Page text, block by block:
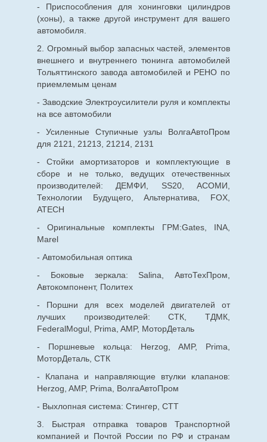
- Приспособления для хонинговки цилиндров
(хоны), а также другой инструмент для вашего
автомобиля.
2. Огромный выбор запасных частей, элементов
внешнего и внутреннего тюнинга автомобилей
Тольяттинского завода автомобилей и РЕНО по
приемлемым ценам
- Заводские Электроусилители руля и комплекты
на все автомобили
- Усиленные Ступичные узлы ВолгаАвтоПром
для 2121, 21213, 21214, 2131
- Стойки амортизаторов и комплектующие в
сборе и не только, ведущих отечественных
производителей: ДЕМФИ, SS20, АСОМИ,
Технологии Будущего, Альтернатива, FOX,
ATECH
- Оригинальные комплекты ГРМ:Gates, INA,
Marel
- Автомобильная оптика
- Боковые зеркала: Salina, АвтоТехПром,
Автокомпонент, Политех
- Поршни для всех моделей двигателей от
лучших производителей: СТК, ТДМК,
FederalMogul, Prima, AMP, МоторДеталь
- Поршневые кольца: Herzog, AMP, Prima,
МоторДеталь, СТК
- Клапана и направляющие втулки клапанов:
Herzog, AMP, Prima, ВолгаАвтоПром
- Выхлопная система: Стингер, СТТ
3. Быстрая отправка товаров Транспортной
компанией и Почтой России по РФ и странам